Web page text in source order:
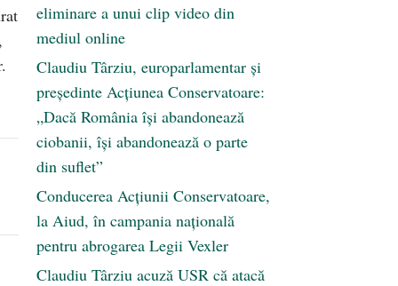
eliminare a unui clip video din
mediul online
Claudiu Târziu, europarlamentar și
președinte Acțiunea Conservatoare:
„Dacă România își abandonează
ciobanii, își abandonează o parte
din suflet”
Conducerea Acțiunii Conservatoare,
la Aiud, în campania națională
pentru abrogarea Legii Vexler
Claudiu Târziu acuză USR că atacă